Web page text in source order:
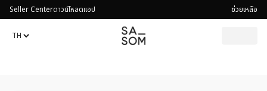
Seller Centerดาวน์โหลดแอป ช่วยเหลือ